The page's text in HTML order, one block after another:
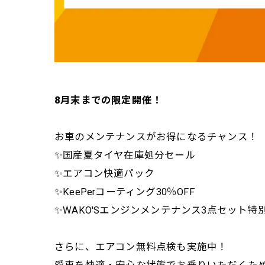
8月末までの限定開催！
お車のメンテナンスがお得になるチャンス！
✨国産夏タイヤ在庫処分セール
✨エアコン快適パック
✨KeePerコーティング30％OFF
✨WAKO'Sエンジンメンテナンス3点セット特
さらに、エアコン無料点検も実施中！